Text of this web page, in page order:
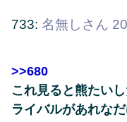
733: 名無しさん
>>680
これ見ると熊たい
ライバルがあれな